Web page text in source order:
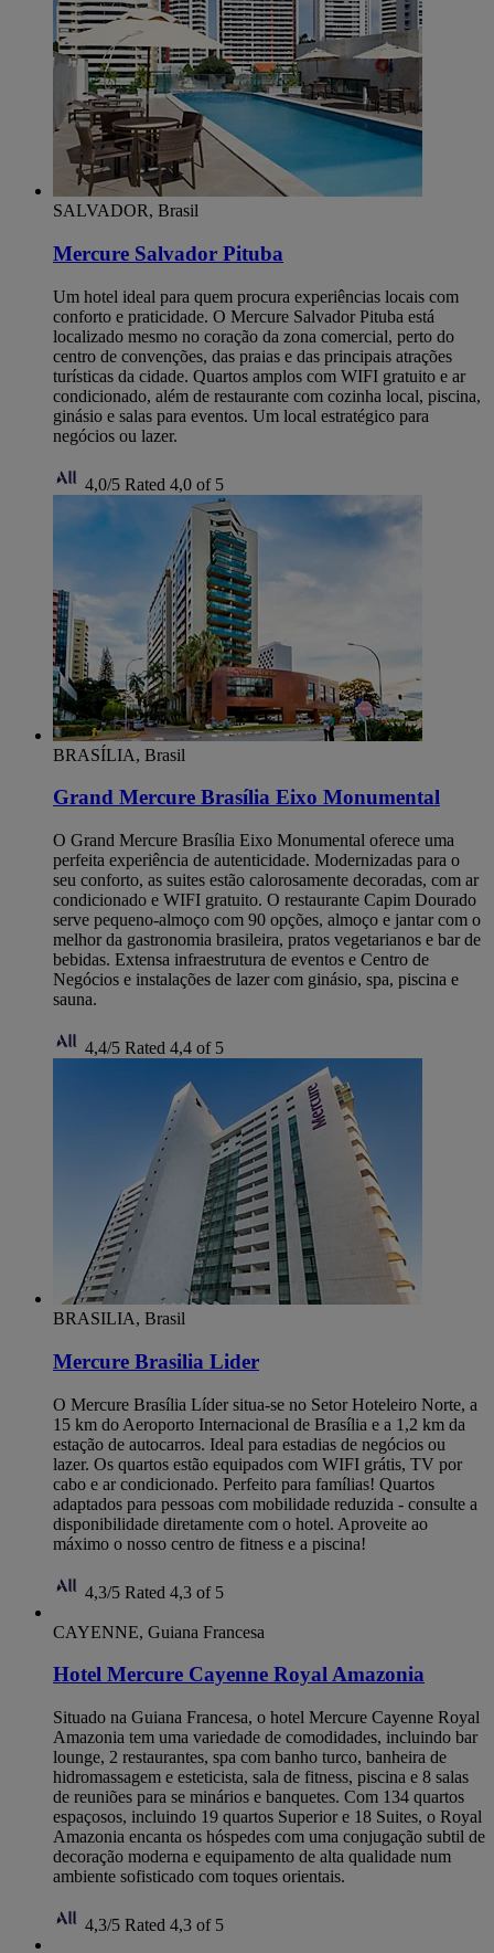
SALVADOR, Brasil
Mercure Salvador Pituba
Um hotel ideal para quem procura experiências locais com
conforto e praticidade. O Mercure Salvador Pituba está
localizado mesmo no coração da zona comercial, perto do
centro de convenções, das praias e das principais atrações
turísticas da cidade. Quartos amplos com WIFI gratuito e ar
condicionado, além de restaurante com cozinha local, piscina,
ginásio e salas para eventos. Um local estratégico para
negócios ou lazer.
4,0/5 Rated 4,0 of 5
BRASÍLIA, Brasil
Grand Mercure Brasília Eixo Monumental
O Grand Mercure Brasília Eixo Monumental oferece uma
perfeita experiência de autenticidade. Modernizadas para o
seu conforto, as suites estão calorosamente decoradas, com ar
condicionado e WIFI gratuito. O restaurante Capim Dourado
serve pequeno-almoço com 90 opções, almoço e jantar com o
melhor da gastronomia brasileira, pratos vegetarianos e bar de
bebidas. Extensa infraestrutura de eventos e Centro de
Negócios e instalações de lazer com ginásio, spa, piscina e
sauna.
4,4/5 Rated 4,4 of 5
BRASILIA, Brasil
Mercure Brasilia Lider
O Mercure Brasília Líder situa-se no Setor Hoteleiro Norte, a
15 km do Aeroporto Internacional de Brasília e a 1,2 km da
estação de autocarros. Ideal para estadias de negócios ou
lazer. Os quartos estão equipados com WIFI grátis, TV por
cabo e ar condicionado. Perfeito para famílias! Quartos
adaptados para pessoas com mobilidade reduzida - consulte a
disponibilidade diretamente com o hotel. Aproveite ao
máximo o nosso centro de fitness e a piscina!
4,3/5 Rated 4,3 of 5
CAYENNE, Guiana Francesa
Hotel Mercure Cayenne Royal Amazonia
Situado na Guiana Francesa, o hotel Mercure Cayenne Royal
Amazonia tem uma variedade de comodidades, incluindo bar
lounge, 2 restaurantes, spa com banho turco, banheira de
hidromassagem e esteticista, sala de fitness, piscina e 8 salas
de reuniões para se minários e banquetes. Com 134 quartos
espaçosos, incluindo 19 quartos Superior e 18 Suites, o Royal
Amazonia encanta os hóspedes com uma conjugação subtil de
decoração moderna e equipamento de alta qualidade num
ambiente sofisticado com toques orientais.
4,3/5 Rated 4,3 of 5